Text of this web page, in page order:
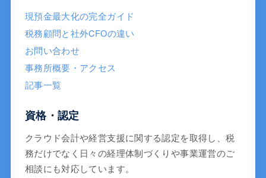
現預金最大化の完全ガイド
税務顧問と社外CFOの違い
お問い合わせ
事務所概要・アクセス
記事一覧
資格・認定
クラウド会計や経営支援に関する認定を取得し、税
務だけでなく日々の経理体制づくりや事業運営のご
相談にも対応しています。